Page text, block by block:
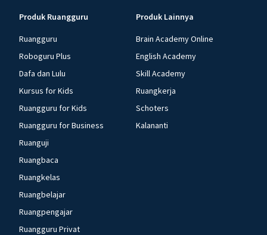
Produk Ruangguru
Ruangguru
Roboguru Plus
Dafa dan Lulu
Kursus for Kids
Ruangguru for Kids
Ruangguru for Business
Ruanguji
Ruangbaca
Ruangkelas
Ruangbelajar
Ruangpengajar
Ruangguru Privat
Produk Lainnya
Brain Academy Online
English Academy
Skill Academy
Ruangkerja
Schoters
Kalananti